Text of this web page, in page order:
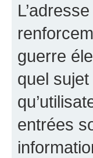
guerre
quel
entrées